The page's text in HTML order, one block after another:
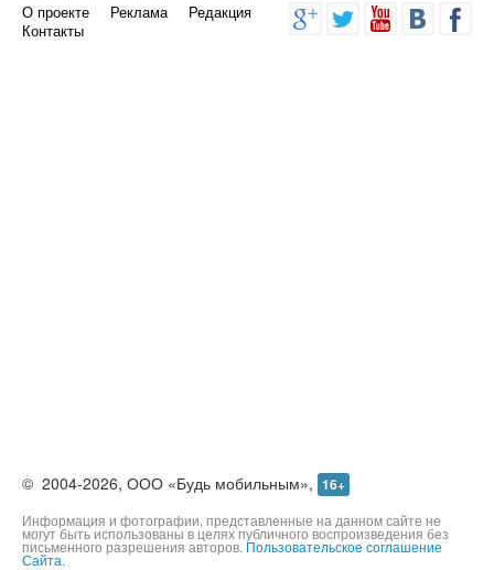
О проекте Реклама
Редакция
Контакты
© 2004-2026, ООО «Будь мобильным», 16+
Информация и фотографии, представленные на данном сайте не
могут быть использованы в целях публичного воспроизведения без
письменного разрешения авторов. Пользовательское соглашение
Сайта.